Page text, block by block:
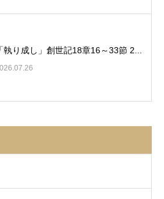
「執り成し」創世記18章16～33節 2...